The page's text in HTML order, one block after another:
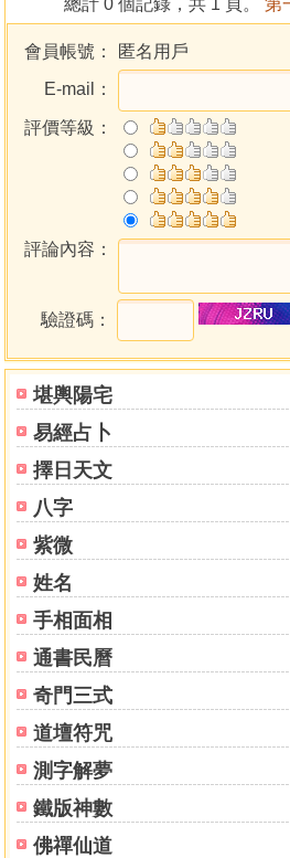
堪輿陽宅
易經占卜
擇日天文
八字
紫微
姓名
手相面相
通書民曆
奇門三式
道壇符咒
測字解夢
鐵版神數
佛禪仙道
16．豫︰好時機來到，意外之財降
17．隨︰歷經波折終獲利
18．蠱︰財運差，交易難以達成
19．臨︰身體力行保勝績
20．觀︰財運起伏大，三思而後行
21．噬嗑︰財運不濟，意外狀況頻發
22．賁︰小財運時有，大財運須等待
23．剝︰時機已過，投資須謹慎
24．復︰財運好轉之際，要少安毋
25．無妄︰嚴禁不法投資，以免招
26．大畜︰儲存實力，才能厚積薄
27．頤︰有機會，但切忌投資過多
28．大過︰目標過高，凡事要把握
29．坎︰財運跌到穀底，小心破財
30．離︰財運大好，但仍須小心謹慎
31．咸︰朋友不可少，是福亦是禍
32．恆︰只要工夫深，鐵杵磨成針
33．遁︰時局不佳，須節流防破財
34．大壯︰勿急功近利，欲速則不達
35．晉︰好好把握時機，即有利可
36．明夷︰投資環境不佳，謹防破財
37．家人︰集眾人資訊，擁有順暢
38．睽︰財運不暢通，宜韜光養晦
39．蹇︰謹慎評估，才不致意外破
40．解︰把握時機，扭轉乾坤
41．損︰小損失在所難免，堅持終
42．益︰財運佳，是投資的好時機
43．（guai）︰時機不對，勿輕舉妄
44．姤︰小利有，大利難
46．升︰財運好轉，不可操之過急
47．困︰出師不利，切勿投入過多
會員帳號：
匿名用戶
E-mail：
評價等級：
評論內容：
驗證碼：